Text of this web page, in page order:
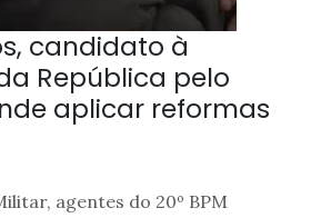
candidato à
República pelo
aplicar reformas
agentes do 20º BPM